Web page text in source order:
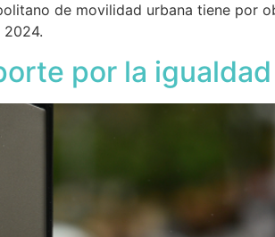
de movilidad urbana tiene por
por la